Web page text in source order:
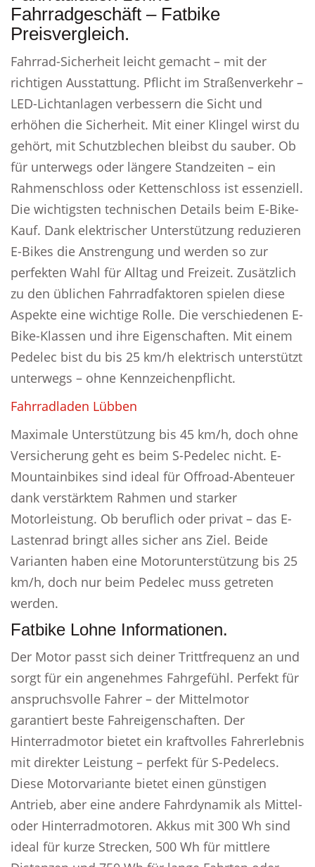
Fahrradgeschäft – Fatbike
Preisvergleich.
Fahrrad-Sicherheit leicht gemacht – mit der
richtigen Ausstattung. Pflicht im Straßenverkehr –
LED-Lichtanlagen verbessern die Sicht und
erhöhen die Sicherheit. Mit einer Klingel wirst du
gehört, mit Schutzblechen bleibst du sauber. Ob
für unterwegs oder längere Standzeiten – ein
Rahmenschloss oder Kettenschloss ist essenziell.
Die wichtigsten technischen Details beim E-Bike-
Kauf. Dank elektrischer Unterstützung reduzieren
E-Bikes die Anstrengung und werden so zur
perfekten Wahl für Alltag und Freizeit. Zusätzlich
zu den üblichen Fahrradfaktoren spielen diese
Aspekte eine wichtige Rolle. Die verschiedenen E-
Bike-Klassen und ihre Eigenschaften. Mit einem
Pedelec bist du bis 25 km/h elektrisch unterstützt
unterwegs – ohne Kennzeichenpflicht.
Fahrradladen Lübben
Maximale Unterstützung bis 45 km/h, doch ohne
Versicherung geht es beim S-Pedelec nicht. E-
Mountainbikes sind ideal für Offroad-Abenteuer
dank verstärktem Rahmen und starker
Motorleistung. Ob beruflich oder privat – das E-
Lastenrad bringt alles sicher ans Ziel. Beide
Varianten haben eine Motorunterstützung bis 25
km/h, doch nur beim Pedelec muss getreten
werden.
Fatbike Lohne Informationen.
Der Motor passt sich deiner Trittfrequenz an und
sorgt für ein angenehmes Fahrgefühl. Perfekt für
anspruchsvolle Fahrer – der Mittelmotor
garantiert beste Fahreigenschaften. Der
Hinterradmotor bietet ein kraftvolles Fahrerlebnis
mit direkter Leistung – perfekt für S-Pedelecs.
Diese Motorvariante bietet einen günstigen
Antrieb, aber eine andere Fahrdynamik als Mittel-
oder Hinterradmotoren. Akkus mit 300 Wh sind
ideal für kurze Strecken, 500 Wh für mittlere